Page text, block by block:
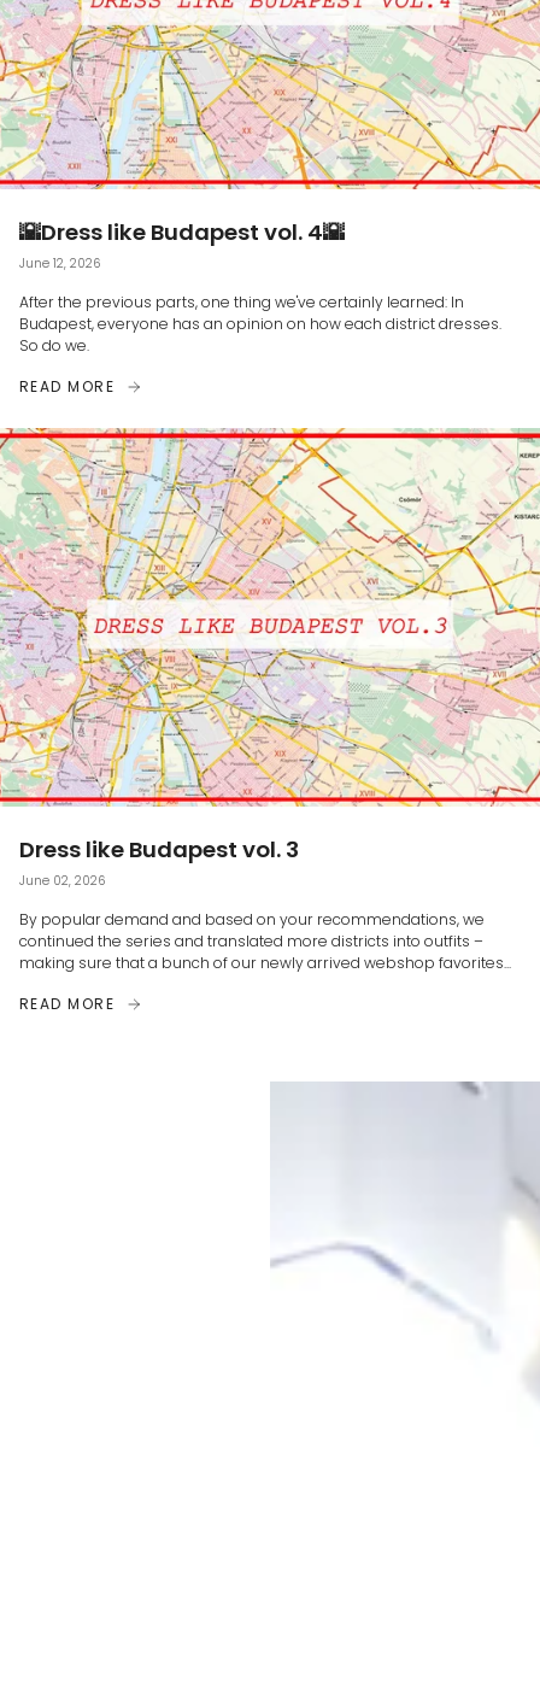
🌇Dress like Budapest vol. 4🌇
June 12, 2026
After the previous parts, one thing we've certainly learned: In
Budapest, everyone has an opinion on how each district dresses.
So do we.
READ MORE
Dress like Budapest vol. 3
June 02, 2026
By popular demand and based on your recommendations, we
continued the series and translated more districts into outfits –
making sure that a bunch of our newly arrived webshop favorites...
READ MORE